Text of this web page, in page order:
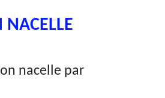
nacelle par